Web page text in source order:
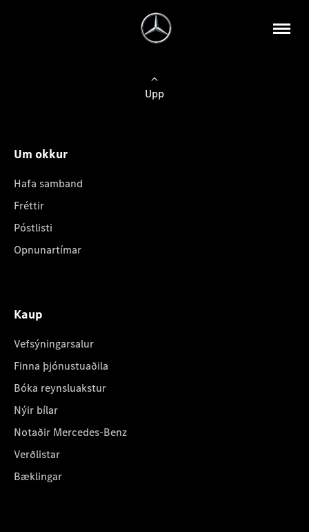
Upp
Um okkur
Hafa samband
Fréttir
Póstlisti
Opnunartímar
Kaup
Vefsýningarsalur
Finna þjónustuaðila
Bóka reynsluakstur
Nýir bílar
Notaðir Mercedes-Benz
Verðlistar
Bæklingar